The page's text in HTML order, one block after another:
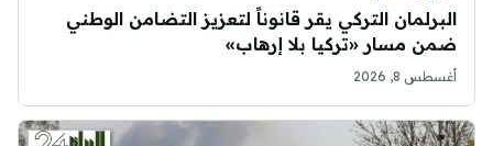
البرلمان التركي يقر قانوناً لتعزيز التضامن الوطني
ضمن مسار «تركيا بلا إرهاب»
أغسطس 8, 2026